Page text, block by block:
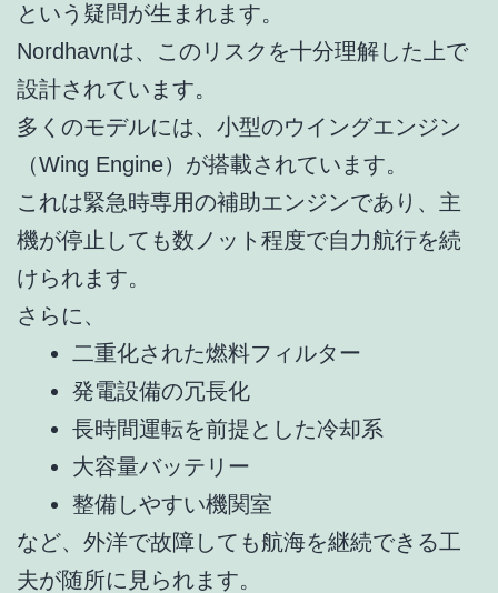
という疑問が生まれます。
Nordhavnは、このリスクを十分理解した上で
設計されています。
多くのモデルには、小型のウイングエンジン
（Wing Engine）が搭載されています。
これは緊急時専用の補助エンジンであり、主
機が停止しても数ノット程度で自力航行を続
けられます。
さらに、
二重化された燃料フィルター
発電設備の冗長化
長時間運転を前提とした冷却系
大容量バッテリー
整備しやすい機関室
など、外洋で故障しても航海を継続できる工
夫が随所に見られます。